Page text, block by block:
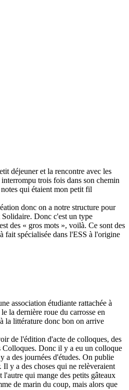
déjeuner et la rencontre avec les
trois fois dans son chemin
qui étaient mon petit fil
donc on a notre structure pour
Solidaire. Donc c'est un type
des « gros mots », voilà. Ce sont des
fait spécialisée dans l'ESS à l'origine
association étudiante rattachée à
la dernière roue du carrosse en
la littérature donc bon on arrive
de l'édition d'acte de colloques, des
Colloques. Donc il y a eu un colloque
a des journées d'études. On publie
y a des choses qui ne relèveraient
qui mange des petits gâteaux
de marin du coup, mais alors que